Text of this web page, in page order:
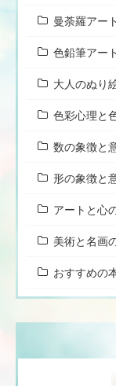
曼荼羅アート
色鉛筆アート
大人のぬり
色彩心理と
数の象徴と
形の象徴と
アートと心
美術と名画
おすすめの